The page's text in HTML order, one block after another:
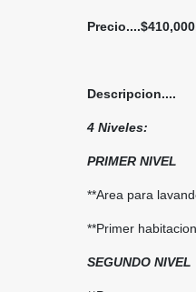
Descripcion....
4 Niveles:
PRIMER NIVEL
**Area para
**Primer
SEGUNDO NIVEL